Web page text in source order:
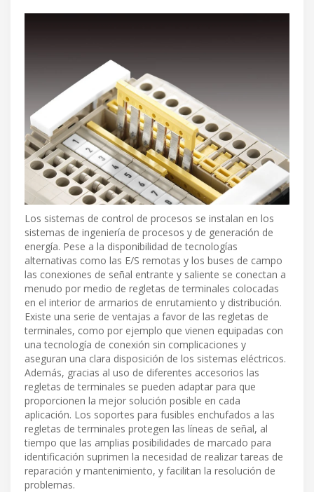
Los sistemas de control de procesos se instalan en los
sistemas de ingeniería de procesos y de generación de
energía. Pese a la disponibilidad de tecnologías
alternativas como las E/S remotas y los buses de campo
las conexiones de señal entrante y saliente se conectan a
menudo por medio de regletas de terminales colocadas
en el interior de armarios de enrutamiento y distribución.
Existe una serie de ventajas a favor de las regletas de
terminales, como por ejemplo que vienen equipadas con
una tecnología de conexión sin complicaciones y
aseguran una clara disposición de los sistemas eléctricos.
Además, gracias al uso de diferentes accesorios las
regletas de terminales se pueden adaptar para que
proporcionen la mejor solución posible en cada
aplicación. Los soportes para fusibles enchufados a las
regletas de terminales protegen las líneas de señal, al
tiempo que las amplias posibilidades de marcado para
identificación suprimen la necesidad de realizar tareas de
reparación y mantenimiento, y facilitan la resolución de
problemas.